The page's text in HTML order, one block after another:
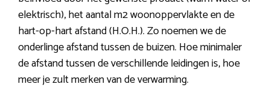
elektrisch), het aantal m2 woonoppervlakte en de
hart-op-hart afstand (H.O.H.). Zo noemen we de
onderlinge afstand tussen de buizen. Hoe minimaler
de afstand tussen de verschillende leidingen is, hoe
meer je zult merken van de verwarming.